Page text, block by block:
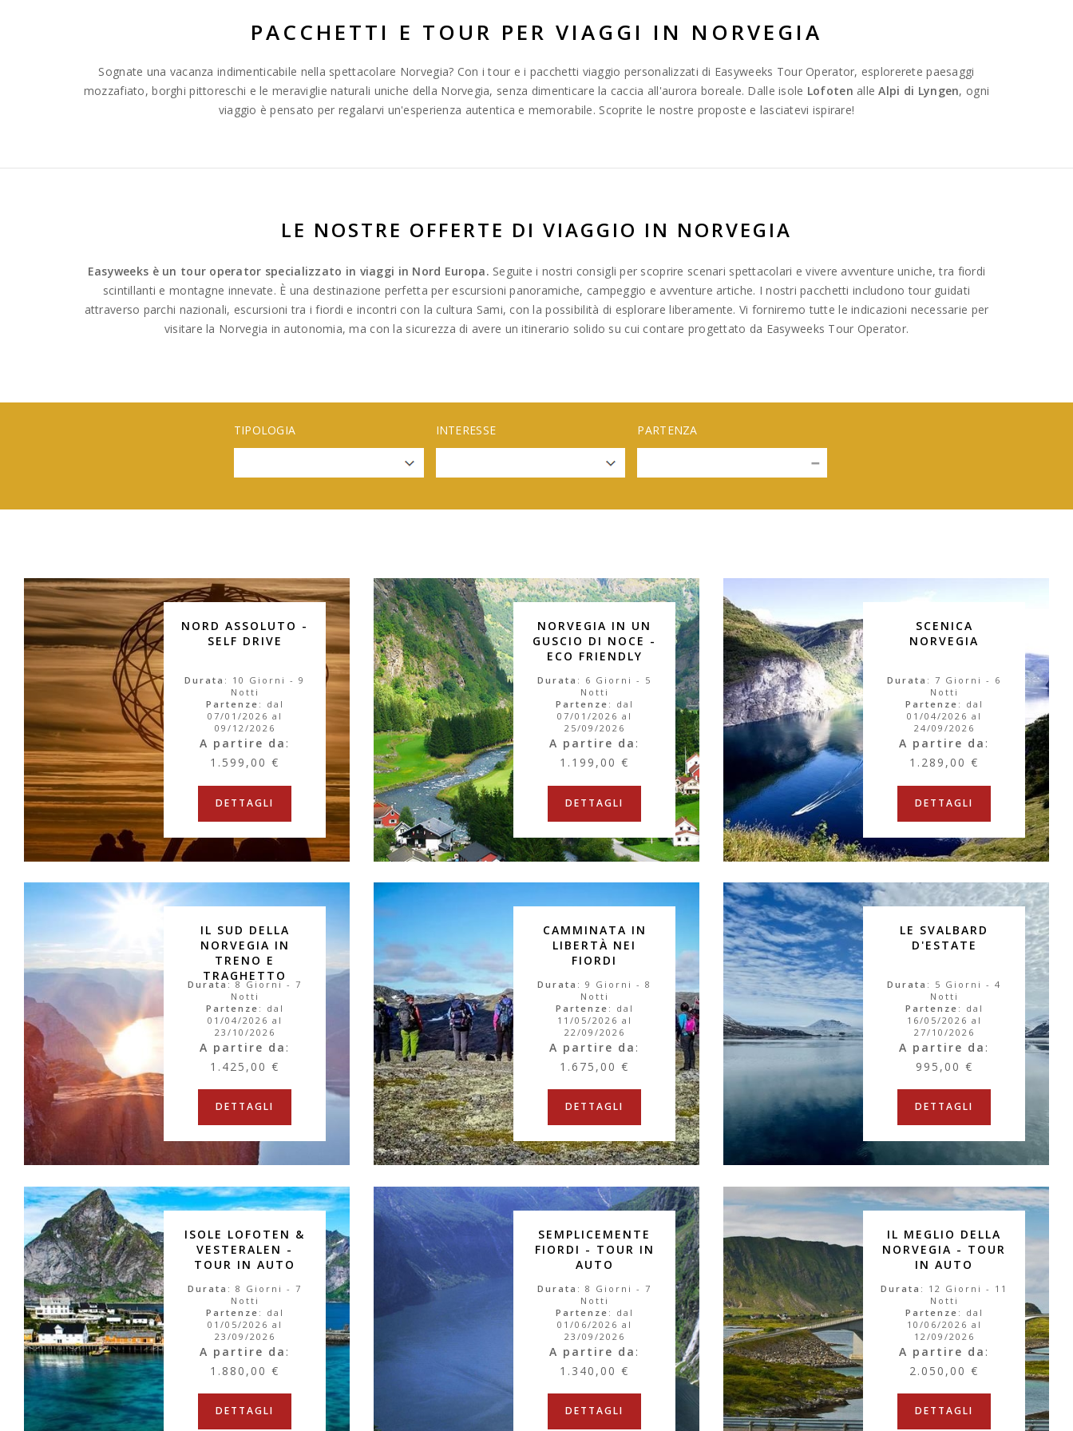
PACCHETTI E TOUR PER VIAGGI IN NORVEGIA
Sognate una vacanza indimenticabile nella spettacolare Norvegia? Con i tour e i pacchetti viaggio personalizzati di Easyweeks Tour Operator, esplorerete paesaggi
mozzafiato, borghi pittoreschi e le meraviglie naturali uniche della Norvegia, senza dimenticare la caccia all'aurora boreale. Dalle isole Lofoten alleAlpi di Lyngen, ogni
viaggio è pensato per regalarvi un'esperienza autentica e memorabile. Scoprite le nostre proposte e lasciatevi ispirare!
LE NOSTRE OFFERTE DI VIAGGIO IN NORVEGIA
Easyweeks è un tour operator specializzato in viaggi in Nord Europa. Seguite i nostri consigli per scoprire scenari spettacolari e vivere avventure uniche, tra fiordi
scintillanti e montagne innevate. È una destinazione perfetta per escursioni panoramiche, campeggio e avventure artiche. I nostri pacchetti includono tour guidati
attraverso parchi nazionali, escursioni tra i fiordi e incontri con la cultura Sami, con la possibilità di esplorare liberamente. Vi forniremo tutte le indicazioni necessarie per
visitare la Norvegia in autonomia, ma con la sicurezza di avere un itinerario solido su cui contare progettato da Easyweeks Tour Operator.
TIPOLOGIA INTERESSE PARTENZA
NORD ASSOLUTO -
SELF DRIVE
Durata : 10 Giorni - 9
Notti
Partenze : dal
07/01/2026 al
09/12/2026
A partire da :
1.599,00 €
DETTAGLI
NORVEGIA IN UN
GUSCIO DI NOCE -
ECO FRIENDLY
Durata : 6 Giorni - 5
Notti
Partenze : dal
07/01/2026 al
25/09/2026
A partire da :
1.199,00 €
DETTAGLI
SCENICA
NORVEGIA
Durata : 7 Giorni - 6
Notti
Partenze : dal
01/04/2026 al
24/09/2026
A partire da :
1.289,00 €
DETTAGLI
IL SUD DELLA
NORVEGIA IN
TRENO E
TRAGHETTO
Durata : 8 Giorni - 7
Notti
Partenze : dal
01/04/2026 al
23/10/2026
A partire da :
1.425,00 €
DETTAGLI
CAMMINATA IN
LIBERTÀ NEI
FIORDI
Durata : 9 Giorni - 8
Notti
Partenze : dal
11/05/2026 al
22/09/2026
A partire da :
1.675,00 €
DETTAGLI
LE SVALBARD
D'ESTATE
Durata : 5 Giorni - 4
Notti
Partenze : dal
16/05/2026 al
27/10/2026
A partire da :
995,00 €
DETTAGLI
ISOLE LOFOTEN &
VESTERALEN -
TOUR IN AUTO
Durata : 8 Giorni - 7
Notti
Partenze : dal
01/05/2026 al
23/09/2026
A partire da :
1.880,00 €
DETTAGLI
SEMPLICEMENTE
FIORDI - TOUR IN
AUTO
Durata : 8 Giorni - 7
Notti
Partenze : dal
01/06/2026 al
23/09/2026
A partire da :
1.340,00 €
DETTAGLI
IL MEGLIO DELLA
NORVEGIA - TOUR
IN AUTO
Durata : 12 Giorni - 11
Notti
Partenze : dal
10/06/2026 al
12/09/2026
A partire da :
2.050,00 €
DETTAGLI